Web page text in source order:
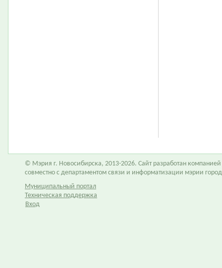
© Мэрия г. Новосибирска, 2013-2026. Сайт разработан компанией
совместно с департаментом связи и информатизации мэрии
Муниципальный портал
Техническая поддержка
Вход